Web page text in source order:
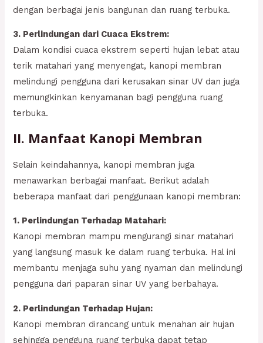
dengan berbagai jenis bangunan dan ruang terbuka.
3. Perlindungan dari Cuaca Ekstrem:
Dalam kondisi cuaca ekstrem seperti hujan lebat atau
terik matahari yang menyengat, kanopi membran
melindungi pengguna dari kerusakan sinar UV dan juga
memungkinkan kenyamanan bagi pengguna ruang
terbuka.
II. Manfaat Kanopi Membran
Selain keindahannya, kanopi membran juga
menawarkan berbagai manfaat. Berikut adalah
beberapa manfaat dari penggunaan kanopi membran:
1. Perlindungan Terhadap Matahari:
Kanopi membran mampu mengurangi sinar matahari
yang langsung masuk ke dalam ruang terbuka. Hal ini
membantu menjaga suhu yang nyaman dan melindungi
pengguna dari paparan sinar UV yang berbahaya.
2. Perlindungan Terhadap Hujan:
Kanopi membran dirancang untuk menahan air hujan
sehingga pengguna ruang terbuka dapat tetap